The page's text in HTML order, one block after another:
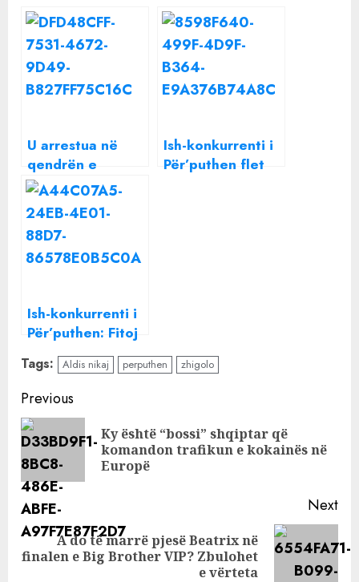
U arrestua në
qendrën e
masazheve, flet
për herë të parë
ish konkurrenti i
Për’puthen
Ish-konkurrenti i
Për’puthen flet
Ish-konkurrenti i
Për’puthen: Fitoj
deri në 20 mijë
euro në muaj nga
TikToku
Tags: Aldis nikaj perputhen zhigolo
Continue
Reading
Previous
Ky është “bossi” shqiptar që
komandon trafikun e kokainës në
Europë
Next
Next
A do të marrë pjesë Beatrix në
finalen e Big Brother VIP? Zbulohet
e vërteta